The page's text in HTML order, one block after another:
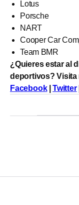
Lotus
Porsche
NART
Cooper Car
Team BMR
¿Quieres estar al
deportivos? Visita
Facebook|Twitter